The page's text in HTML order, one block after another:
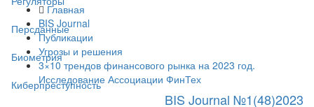
Персданные
Биометрия
Киберпреступность
Главная
BIS Journal
Публикации
Угрозы и решения
3×10 трендов финансового рынка на 2023 год.
Исследование Ассоциации ФинТех
BIS Journal №1(48)2023